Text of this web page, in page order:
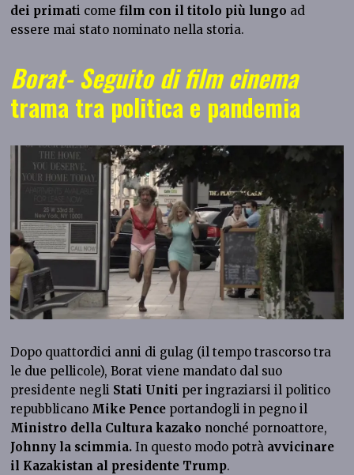
dei primati comefilm con il titolo più lungo ad
essere mai stato nominato nella storia.
Borat- Seguito di film cinema
trama tra politica e pandemia
Dopo quattordici anni di gulag (il tempo trascorso tra
le due pellicole), Borat viene mandato dal suo
presidente negli Stati Uniti per ingraziarsi il politico
repubblicano Mike Pence portandogli in pegno il
Ministro della Cultura kazako nonché pornoattore,
Johnny la scimmia. In questo modo potrà avvicinare
il Kazakistan al presidente Trump.